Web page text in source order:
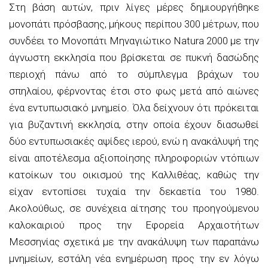
Στη βάση αυτών, πριν λίγες μέρες δημιουργήθηκε
μονοπάτι πρόσβασης, μήκους περίπου 300 μέτρων, που
συνδέει το Μονοπάτι Μηναγιώτικο Natura 2000 με την
άγνωστη εκκλησία που βρίσκεται σε πυκνή δασώδης
περιοχή πάνω από το σύμπλεγμα βράχων του
σπηλαίου, φέρνοντας έτσι στο φως μετά από αιώνες
ένα εντυπωσιακό μνημείο. Όλα δείχνουν ότι πρόκειται
για βυζαντινή εκκλησία, στην οποία έχουν διασωθεί
δύο εντυπωσιακές αψίδες ιερού, ενώ η ανακάλυψή της
είναι αποτέλεσμα αξιοποίησης πληροφοριών ντόπιων
κατοίκων του οικισμού της Καλλιθέας, καθώς την
είχαν εντοπίσει τυχαία την δεκαετία του 1980.
Ακολούθως, σε συνέχεια αίτησης του προηγούμενου
καλοκαιριού προς την Εφορεία Αρχαιοτήτων
Μεσσηνίας σχετικά με την ανακάλυψη των παραπάνω
μνημείων, εστάλη νέα ενημέρωση προς την εν λόγω